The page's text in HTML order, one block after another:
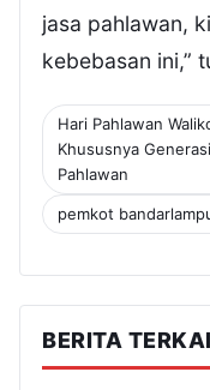
jasa pahlawan,
kebebasan ini,”
Hari Pahlawan
Khususnya
Pahlawan
pemkot
BERITA